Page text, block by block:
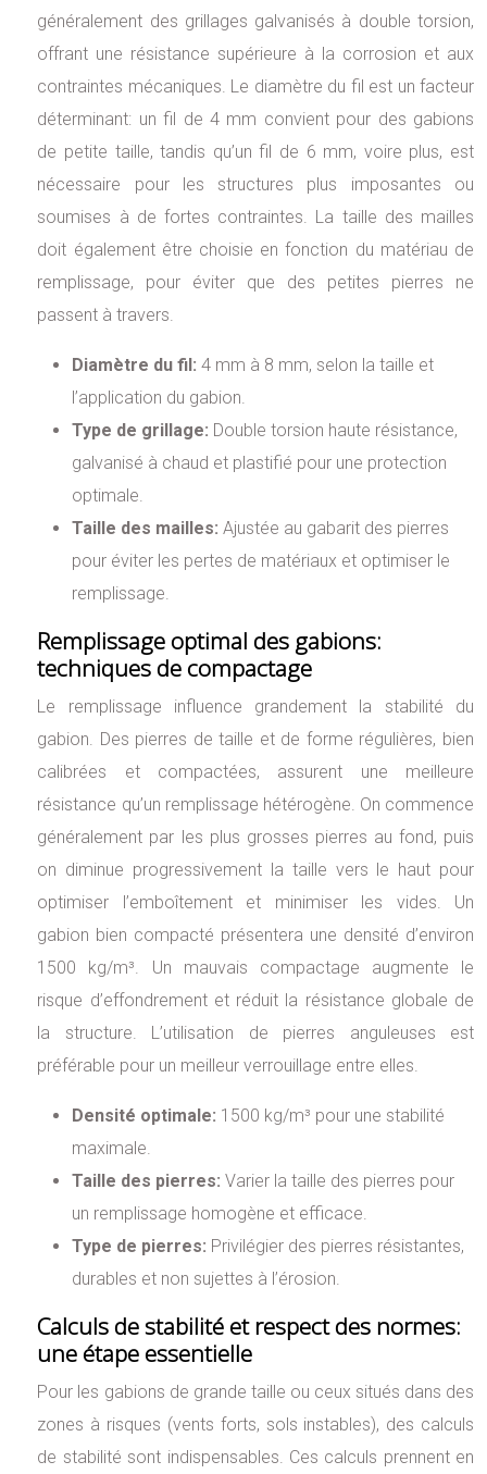
généralement des grillages galvanisés à double torsion,
offrant une résistance supérieure à la corrosion et aux
contraintes mécaniques. Le diamètre du fil est un facteur
déterminant: un fil de 4 mm convient pour des gabions
de petite taille, tandis qu’un fil de 6 mm, voire plus, est
nécessaire pour les structures plus imposantes ou
soumises à de fortes contraintes. La taille des mailles
doit également être choisie en fonction du matériau de
remplissage, pour éviter que des petites pierres ne
passent à travers.
Diamètre du fil:4 mm à 8 mm, selon la taille et
l’application du gabion.
Type de grillage: Double torsion haute résistance,
galvanisé à chaud et plastifié pour une protection
optimale.
Taille des mailles:Ajustée au gabarit des pierres
pour éviter les pertes de matériaux et optimiser le
remplissage.
Remplissage optimal des gabions:
techniques de compactage
Le remplissage influence grandement la stabilité du
gabion. Des pierres de taille et de forme régulières, bien
calibrées et compactées, assurent une meilleure
résistance qu’un remplissage hétérogène. On commence
généralement par les plus grosses pierres au fond, puis
on diminue progressivement la taille vers le haut pour
optimiser l’emboîtement et minimiser les vides. Un
gabion bien compacté présentera une densité d’environ
1500 kg/m³. Un mauvais compactage augmente le
risque d’effondrement et réduit la résistance globale de
la structure. L’utilisation de pierres anguleuses est
préférable pour un meilleur verrouillage entre elles.
Densité optimale: 1500 kg/m³ pour une stabilité
maximale.
Taille des pierres:Varier la taille des pierres pour
un remplissage homogène et efficace.
Type de pierres: Privilégier des pierres résistantes,
durables et non sujettes à l’érosion.
Calculs de stabilité et respect des normes:
une étape essentielle
Pour les gabions de grande taille ou ceux situés dans des
zones à risques (vents forts, sols instables), des calculs
de stabilité sont indispensables. Ces calculs prennent en